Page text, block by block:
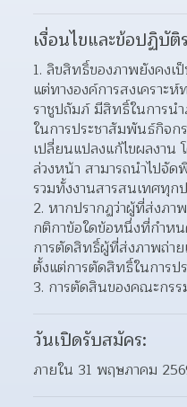
เงื่อนไขและข้อปฏิบัติ
ลิขสิทธิ์ของภาพยังคงเ
แต่ทางองค์การสงเคราะ
ราชูปถัมภ์ มีสิทธิ์ในการนํา
ในการประชาสัมพันธ์กิจก
เปลี่ยนแปลงแก้ไขผลงาน
ล่วงหน้า สามารถนําไปจั
รวมทั้งงานสารสนเทศทุก
หากปรากฏว่าผู้ที่ส่งภา
กติกาข้อใดข้อหนึ่งที่กําห
การตัดสิทธิ์ผู้ที่ส่งภาพถ่า
ตั้งแต่การตัดสิทธิ์ในการป
การตัดสินของคณะกร
วันเปิดรับสมัคร:
ภายใน 31 พฤษภาคม